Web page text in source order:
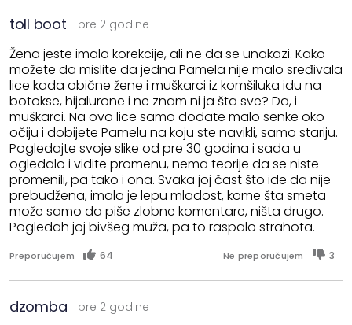
toll boot pre 2 godine
Žena jeste imala korekcije, ali ne da se unakazi. Kako
možete da mislite da jedna Pamela nije malo sređivala
lice kada obične žene i muškarci iz komšiluka idu na
botokse, hijalurone i ne znam ni ja šta sve? Da, i
muškarci. Na ovo lice samo dodate malo senke oko
očiju i dobijete Pamelu na koju ste navikli, samo stariju.
Pogledajte svoje slike od pre 30 godina i sada u
ogledalo i vidite promenu, nema teorije da se niste
promenili, pa tako i ona. Svaka joj čast što ide da nije
prebudžena, imala je lepu mladost, kome šta smeta
može samo da piše zlobne komentare, ništa drugo.
Pogledah joj bivšeg muža, pa to raspalo strahota.
Preporučujem 64 Ne preporučujem 3
dzomba pre 2 godine